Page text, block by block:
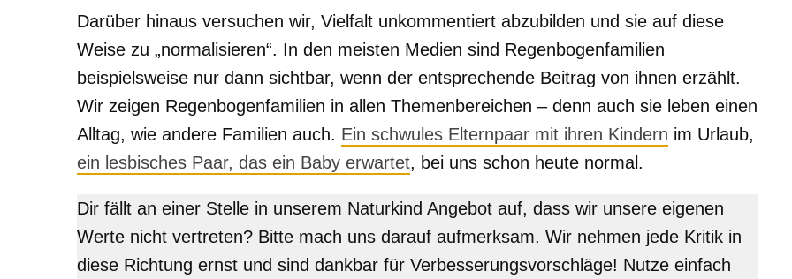
Darüber hinaus versuchen wir, Vielfalt unkommentiert abzubilden und sie auf diese
Weise zu „normalisieren“. In den meisten Medien sind Regenbogenfamilien
beispielsweise nur dann sichtbar, wenn der entsprechende Beitrag von ihnen erzählt.
Wir zeigen Regenbogenfamilien in allen Themenbereichen – denn auch sie leben einen
Alltag, wie andere Familien auch. Ein schwules Elternpaar mit ihren Kindern im Urlaub,
ein lesbisches Paar, das ein Baby erwartet, bei uns schon heute normal.
Dir fällt an einer Stelle in unserem Naturkind Angebot auf, dass wir unsere eigenen
Werte nicht vertreten? Bitte mach uns darauf aufmerksam. Wir nehmen jede Kritik in
diese Richtung ernst und sind dankbar für Verbesserungsvorschläge! Nutze einfach